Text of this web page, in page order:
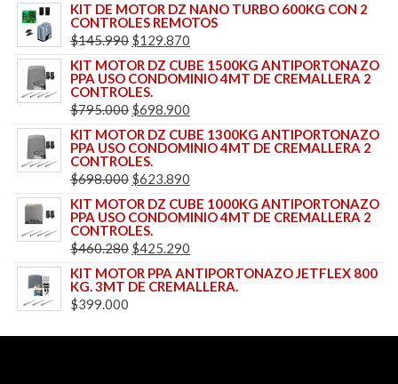
KIT DE MOTOR DZ NANO TURBO 600KG CON 2
CONTROLES REMOTOS
$145.990 EL
PRECIO
ORIGINAL
ERA:
$129.870
PRECIO
ACTUAL
KIT MOTOR DZ CUBE 1500KG ANTIPORTONAZO
PPA USO CONDOMINIO 4MT DE CREMALLERA 2
CONTROLES.
$795.000 EL
PRECIO
ORIGINAL
ERA:
$698.900
PRECIO
ACTUAL
KIT MOTOR DZ CUBE 1300KG ANTIPORTONAZO
PPA USO CONDOMINIO 4MT DE CREMALLERA 2
CONTROLES.
$698.000 EL
PRECIO
ORIGINAL
ERA:
$623.890
PRECIO
ACTUAL
KIT MOTOR DZ CUBE 1000KG ANTIPORTONAZO
PPA USO CONDOMINIO 4MT DE CREMALLERA 2
CONTROLES.
$460.280 EL
PRECIO
ORIGINAL
$460.280.
$425.290
PRECIO
ACTUAL
$425.290.
KIT MOTOR PPA ANTIPORTONAZO JETFLEX 800
KG. 3MT DE CREMALLERA.
$399.000